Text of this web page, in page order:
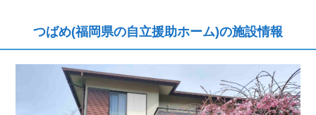
つばめ(福岡県の自立援助ホーム)の施設情報